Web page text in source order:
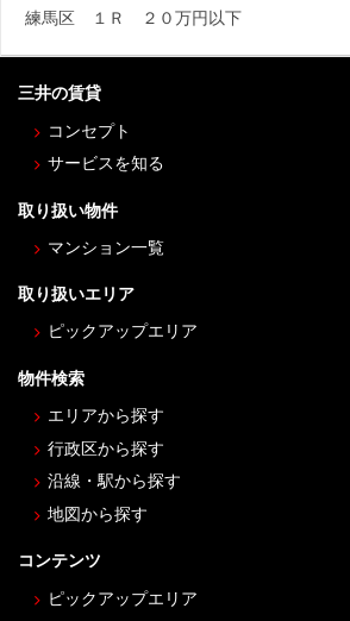
練馬区 １Ｒ ２０万円以下
三井の賃貸
コンセプト
サービスを知る
取り扱い物件
マンション一覧
取り扱いエリア
ピックアップエリア
物件検索
エリアから探す
行政区から探す
沿線・駅から探す
地図から探す
コンテンツ
ピックアップエリア